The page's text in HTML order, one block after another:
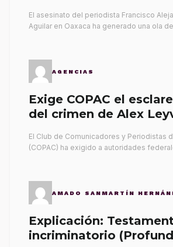
El asesinato del periodista Francisco
Aguilar en Oaxaca ha generado una ola
AGENCIAS
Exige COPAC el
del crimen de Alex
El Club de Comunicadores y Periodistas
(COPAC) ha exigido a autoridades
AMADO SANMARTÍN
Explicación:
incriminatorio